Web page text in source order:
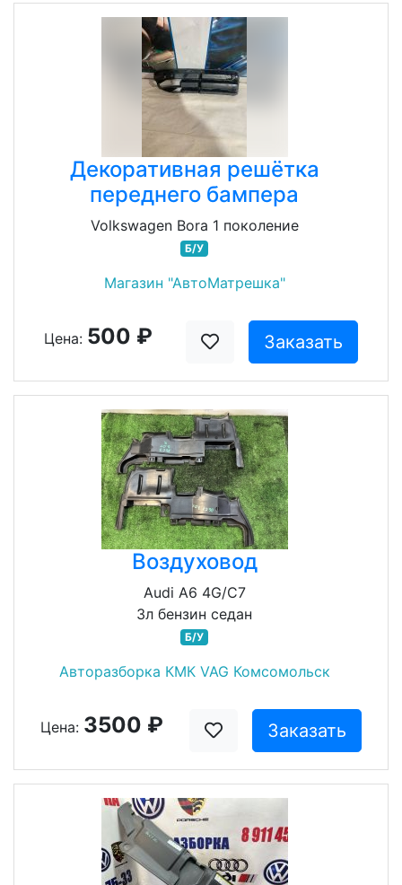
Декоративная решётка
переднего бампера
Volkswagen Bora 1 поколение
Б/У
Магазин "АвтоМатрешка"
Цена: 500 ₽ Заказать
Воздуховод
Audi A6 4G/C7
3л бензин седан
Б/У
Авторазборка КМК VAG Комсомольск
Цена: 3500 ₽ Заказать